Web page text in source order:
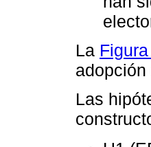
La
Las